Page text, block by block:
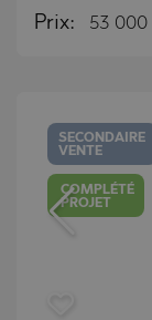
Prix:
53 000
SECONDAIRE
VENTE
COMPLÉTÉ
PROJET